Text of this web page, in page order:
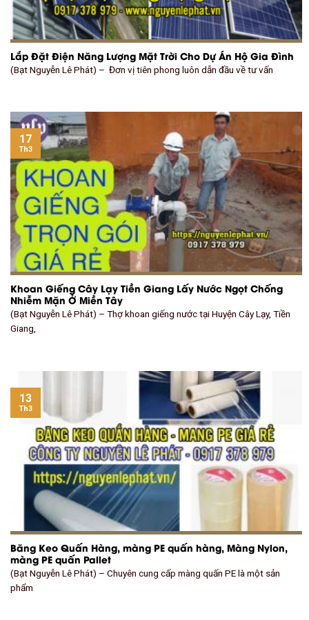
Lắp Đặt Điện Năng Lượng Mặt Trời Cho Dự Án Hộ Gia Đình
(Bạt Nguyễn Lê Phát) – Đơn vị tiên phong luôn dẫn đầu về tư vấn
Khoan Giếng Cây Lạy Tiền Giang Lấy Nước Ngọt Chống
Nhiễm Mặn Ở Miền Tây
(Bạt Nguyễn Lê Phát) – Thợ khoan giếng nước tại Huyện Cây Lạy, Tiền
Giang,
17
Th3
Băng Keo Quấn Hàng, màng PE quấn hàng, Màng Nylon,
màng PE quấn Pallet
(Bạt Nguyễn Lê Phát) – Chuyên cung cấp màng quấn PE là một sản
phẩm
13
Th3